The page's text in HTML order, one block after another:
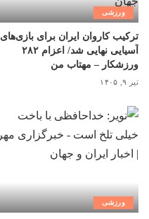
ورزشی
ترکیب کاروان ایران برای بازی‌های
آسیایی نهایی شد/ اعزام ۲۸۲
ورزشکار – مهتاب من
تیر ۹, ۱۴۰۵
ورزشی